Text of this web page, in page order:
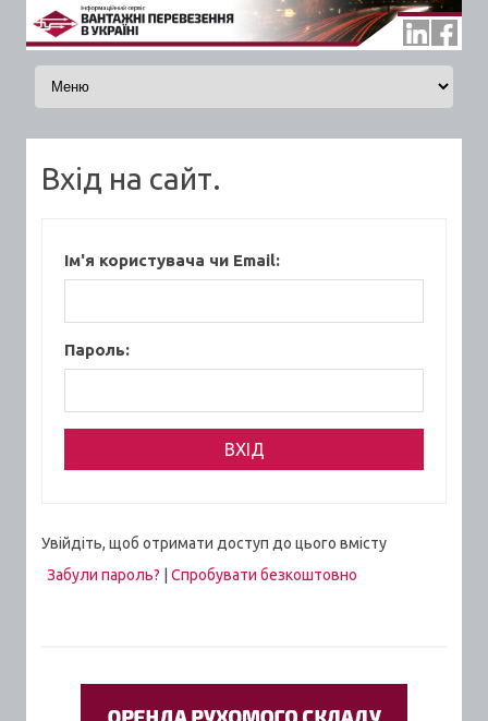
Skip to content
Вхід на сайт.
Ім'я користувача чи Email:
Пароль:
Увійдіть, щоб отримати доступ до цього вмісту
Забули пароль?
Спробувати безкоштовно